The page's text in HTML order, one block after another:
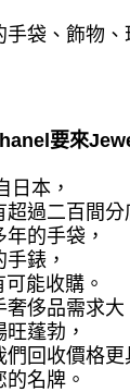
袋、飾物、
要來
日本，
過二百間分
的手袋，
錶，
可能收購。
侈品需求大
蓬勃，
回收價格更
名牌。